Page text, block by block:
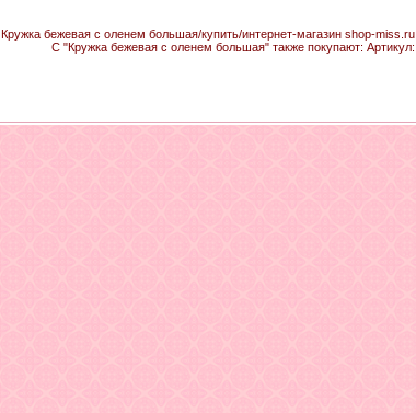
Кружка бежевая с оленем большая/купить/интернет-магазин shop-miss.ru
С "Кружка бежевая с оленем большая" также покупают: Артикул: